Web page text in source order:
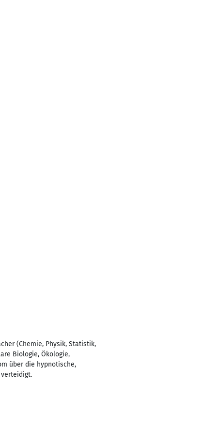
(Chemie, Physik, Statistik,
Biologie, Ökologie,
über die hypnotische,